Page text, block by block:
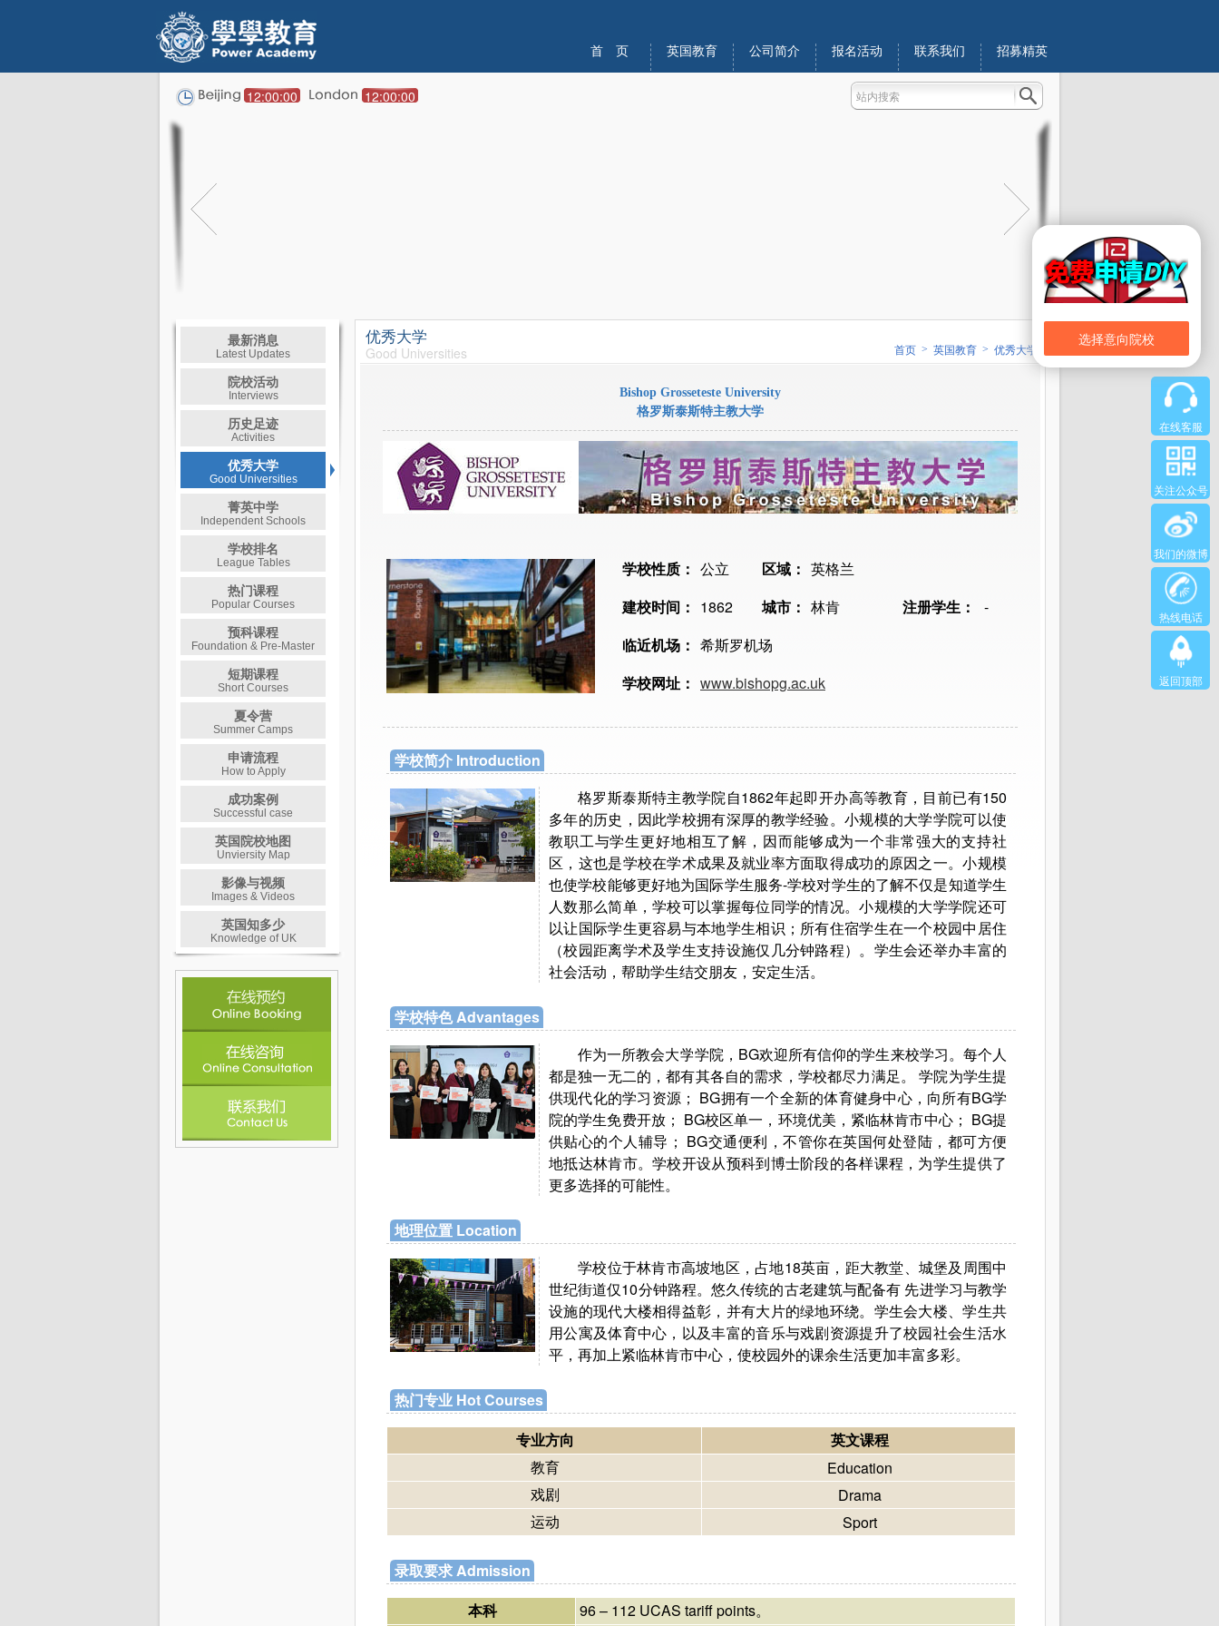
首 页 英国教育 公司简介 报名活动 联系我们 招募精英
12:00:00 12:00:00
最新消息
Latest Updates
院校活动
Interviews
历史足迹
Activities
优秀大学
Good Universities
菁英中学
Independent Schools
学校排名
League Tables
热门课程
Popular Courses
预科课程
Foundation & Pre-Master
短期课程
Short Courses
夏令营
Summer Camps
申请流程
How to Apply
成功案例
Successful case
英国院校地图
Unviersity Map
影像与视频
Images & Videos
英国知多少
Knowledge of UK
优秀大学
Good Universities 首页 > 英国教育 > 优秀大学
Bishop Grosseteste University
格罗斯泰斯特主教大学
学校性质： 公立 区域： 英格兰
建校时间： 1862 城市： 林肯 注册学生：
-
临近机场： 希斯罗机场
学校网址： www.bishopg.ac.uk
学校简介 Introduction
格罗斯泰斯特主教学院自1862年起即开办高等教育，目前已有150
多年的历史，因此学校拥有深厚的教学经验。小规模的大学学院可以使
教职工与学生更好地相互了解，因而能够成为一个非常强大的支持社
区，这也是学校在学术成果及就业率方面取得成功的原因之一。小规模
也使学校能够更好地为国际学生服务-学校对学生的了解不仅是知道学生
人数那么简单，学校可以掌握每位同学的情况。小规模的大学学院还可
以让国际学生更容易与本地学生相识；所有住宿学生在一个校园中居住
（校园距离学术及学生支持设施仅几分钟路程）。学生会还举办丰富的
社会活动，帮助学生结交朋友，安定生活。
学校特色 Advantages
作为一所教会大学学院，BG欢迎所有信仰的学生来校学习。每个人
都是独一无二的，都有其各自的需求，学校都尽力满足。 学院为学生提
供现代化的学习资源； BG拥有一个全新的体育健身中心，向所有BG学
院的学生免费开放； BG校区单一，环境优美，紧临林肯市中心； BG提
供贴心的个人辅导； BG交通便利，不管你在英国何处登陆，都可方便
地抵达林肯市。学校开设从预科到博士阶段的各样课程，为学生提供了
更多选择的可能性。
地理位置 Location
学校位于林肯市高坡地区，占地18英亩，距大教堂、城堡及周围中
世纪街道仅10分钟路程。悠久传统的古老建筑与配备有 先进学习与教学
设施的现代大楼相得益彰，并有大片的绿地环绕。学生会大楼、学生共
用公寓及体育中心，以及丰富的音乐与戏剧资源提升了校园社会生活水
平，再加上紧临林肯市中心，使校园外的课余生活更加丰富多彩。
热门专业 Hot Courses
专业方向
英文课程
教育
Education
戏剧
Drama
运动
Sport
录取要求 Admission
本科
96 – 112 UCAS tariff points。
在线客服
关注公众号
我们的微博
热线电话
返回顶部
选择意向院校